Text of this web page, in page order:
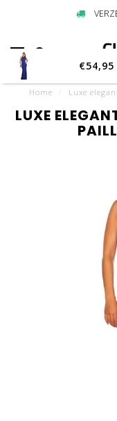
Home Luxe
€54,95
LUXE